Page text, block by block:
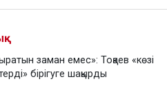
заман емес»: Тоқаев «көзі
бірігуге шақырды